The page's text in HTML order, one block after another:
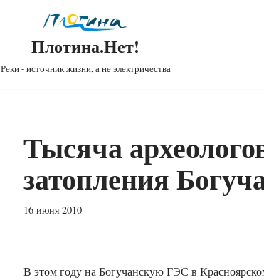
Плотина.Нет!
Реки - источник жизни, а не электричества
Тысяча
затопления
16 июня 2010
В этом году на Богучанскую ГЭС в